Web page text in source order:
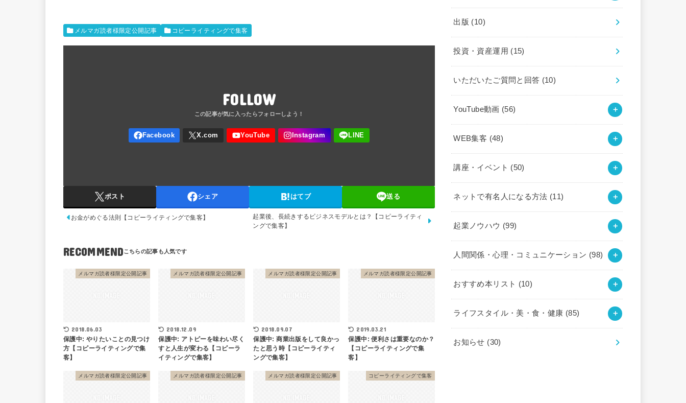
メルマガ読者様限定公開記事 コピーライティングで集客
FOLLOW
ポスト シェア はてブ 送る
お金がめぐる法則【コピーライティングで集客】
起業後、長続きするビジネスモデルとは？【コピーライティ
ングで集客】
RECOMMEND
メルマガ読者様限定公開記事
2018.06.03
保護中: やりたいことの見つけ
方【コピーライティングで集
客】
メルマガ読者様限定公開記事
2018.12.09
保護中: アトピーを味わい尽く
すと人生が変わる【コピーラ
イティングで集客】
メルマガ読者様限定公開記事
2018.09.07
保護中: 商業出版をして良かっ
たと思う時【コピーライティ
ングで集客】
メルマガ読者様限定公開記事
2019.03.21
保護中: 便利さは重要なのか？
【コピーライティングで集
客】
メルマガ読者様限定公開記事 メルマガ読者様限定公開記事 メルマガ読者様限定公開記事 コピーライティングで集客
出版 (10)
投資・資産運用 (15)
いただいたご質問と回答 (10)
YouTube動画 (56)
WEB集客 (48)
講座・イベント (50)
ネットで有名人になる方法 (11)
起業ノウハウ (99)
人間関係・心理・コミュニケーション (98)
おすすめ本リスト (10)
ライフスタイル・美・食・健康 (85)
お知らせ (30)